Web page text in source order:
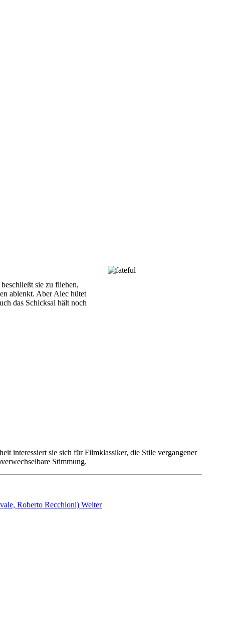
sie zu fliehen,
ablenkt. Aber Alec hütet
das Schicksal hält noch
interessiert sie sich für Filmklassiker, die Stile vergangener
Stimmung.
Roberto Recchioni) Weiter